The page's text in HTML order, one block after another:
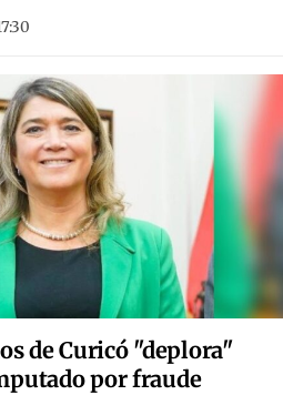
de Curicó "deplora"
por fraude